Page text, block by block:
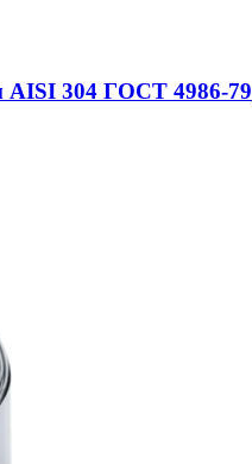
AISI 304 ГОСТ 4986-79